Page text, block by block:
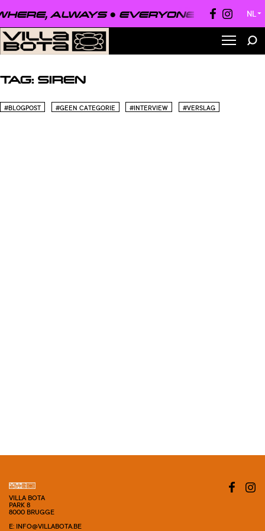
ALWAYS ● EVERYONE, NL ▼
TAG: SIREN
#BLOGPOST #GEEN CATEGORIE #INTERVIEW #VERSLAG
VILLA BOTA
PARK 8
8000 BRUGGE
E: INFO@VILLABOTA.BE